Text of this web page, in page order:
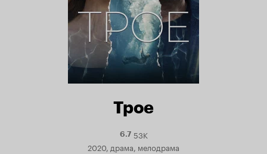
Трое
6.7Рейтинг
53K
2020, драма, мелодрама